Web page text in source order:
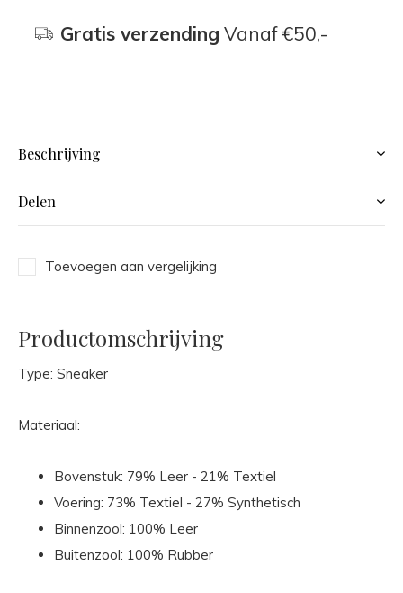
Gratis verzending Vanaf €50,-
Beschrijving
Delen
Toevoegen aan vergelijking
Productomschrijving
Type: Sneaker
Materiaal:
Bovenstuk: 79% Leer - 21% Textiel
Voering: 73% Textiel - 27% Synthetisch
Binnenzool: 100% Leer
Buitenzool: 100% Rubber